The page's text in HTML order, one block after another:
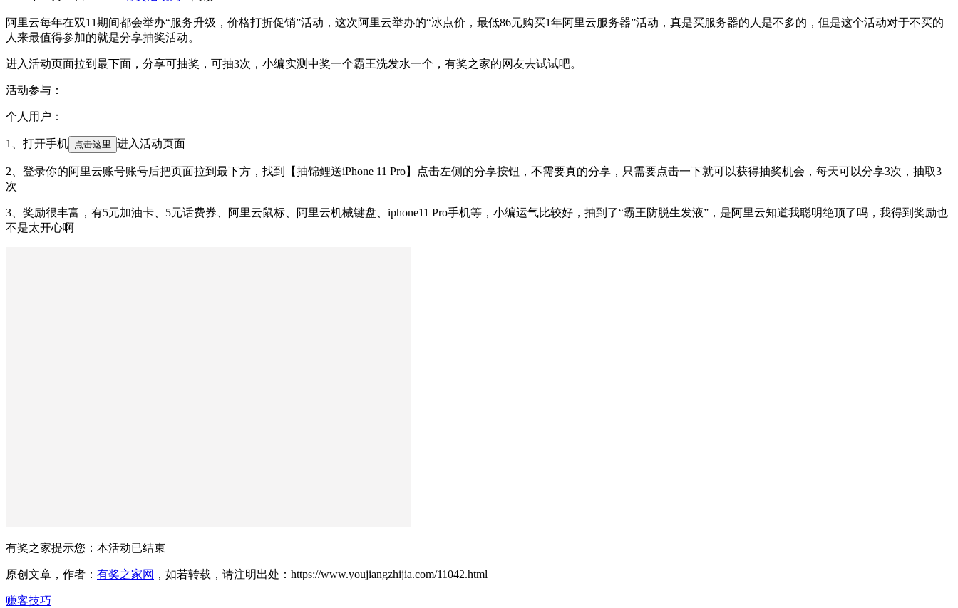
阿里云每年在双11期间都会举办“服务升级，价格打折促销”活动，这次阿里云举办的“冰点价，最低86元购买1年阿里云服务器”活动，真是买服务器的人是不多的，但是这个活动对于不买的
人来最值得参加的就是分享抽奖活动。
进入活动页面拉到最下面，分享可抽奖，可抽3次，小编实测中奖一个霸王洗发水一个，有奖之家的网友去试试吧。
活动参与：
个人用户：
1、打开手机 点击这里 进入活动页面
2、登录你的阿里云账号账号后把页面拉到最下方，找到【抽锦鲤送iPhone 11 Pro】点击左侧的分享按钮，不需要真的分享，只需要点击一下就可以获得抽奖机会，每天可以分享3次，抽取3
次
3、奖励很丰富，有5元加油卡、5元话费券、阿里云鼠标、阿里云机械键盘、iphone11 Pro手机等，小编运气比较好，抽到了“霸王防脱生发液”，是阿里云知道我聪明绝顶了吗，我得到奖励也
不是太开心啊
有奖之家提示您： 本活动已结束
原创文章，作者： 有奖之家网 ，如若转载，请注明出处：https://www.youjiangzhijia.com/11042.html
赚客技巧